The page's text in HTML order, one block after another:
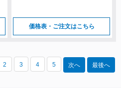
価格表・ご注文はこちら
最後へ
次へ
5
4
3
2